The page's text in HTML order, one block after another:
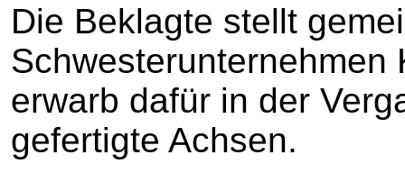
Die Beklagte stellt
Schwesterunternehmen
erwarb dafür in der
gefertigte Achsen.